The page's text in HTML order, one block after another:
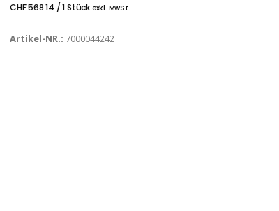
CHF568.14 / 1 Stück exkl. MwSt.
Artikel-NR.: 7000044242